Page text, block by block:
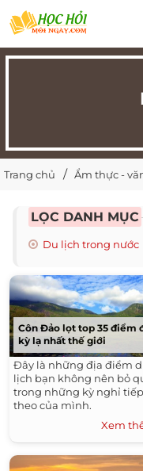
Trang chủ Ẩm thực -
LỌC DANH MỤC
Du lịch trong nước
Côn Đảo lọt top 35 điểm
kỳ lạ nhất thế giới
Đây là những địa điểm
lịch bạn không nên bỏ
trong những kỳ nghỉ tiếp
theo của mình.
Xem